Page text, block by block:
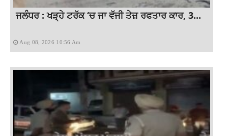
ਜਲੰਧਰ : ਖੜ੍ਹੇ ਟਰੱਕ ‘ਚ ਜਾ ਵੱਜੀ ਤੇਜ਼ ਰਫਤਾਰ ਕਾਰ, 3...
Aug 08, 2026 10:56 Am